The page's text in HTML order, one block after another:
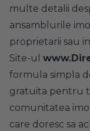
multe detalii
ansamblurile
proprietarii sau
Site-ul
formula simpla
gratuita pentru
comunitatea
care doresc sa